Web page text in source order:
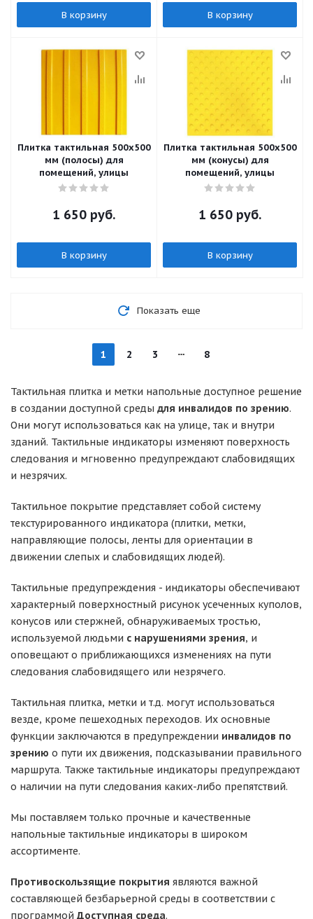
В корзину В корзину
Плитка тактильная 500х500
мм (полосы) для
помещений, улицы
1 650 руб.
В корзину
Плитка тактильная 500х500
мм (конусы) для
помещений, улицы
1 650 руб.
В корзину
Показать еще
1 2 3 8
Тактильная плитка и метки напольные доступное решение
в создании доступной среды для инвалидов по зрению.
Они могут использоваться как на улице, так и внутри
зданий. Тактильные индикаторы изменяют поверхность
следования и мгновенно предупреждают слабовидящих
и незрячих.
Тактильное покрытие представляет собой систему
текстурированного индикатора (плитки, метки,
направляющие полосы, ленты для ориентации в
движении слепых и слабовидящих людей).
Тактильные предупреждения - индикаторы обеспечивают
характерный поверхностный рисунок усеченных куполов,
конусов или стержней, обнаруживаемых тростью,
используемой людьми с нарушениями зрения, и
оповещают о приближающихся изменениях на пути
следования слабовидящего или незрячего.
Тактильная плитка, метки и т.д. могут использоваться
везде, кроме пешеходных переходов. Их основные
функции заключаются в предупреждении инвалидов по
зрению о пути их движения, подсказывании правильного
маршрута. Также тактильные индикаторы предупреждают
о наличии на пути следования каких-либо препятствий.
Мы поставляем только прочные и качественные
напольные тактильные индикаторы в широком
ассортименте.
Противоскользящие покрытия являются важной
составляющей безбарьерной среды в соответствии с
программой Доступная среда.